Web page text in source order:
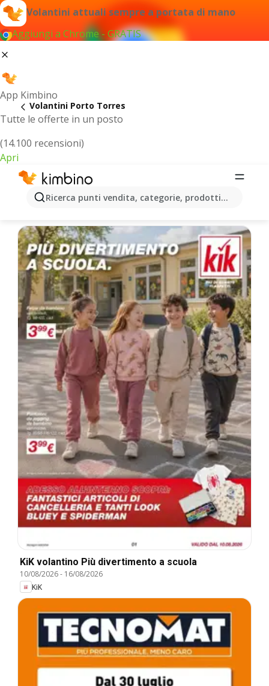
Volantini attuali sempre a portata di mano
Aggiungi a Chrome - GRATIS
App Kimbino
Tutte le offerte in un posto
(14.100 recensioni)
Apri
Ricerca punti vendita, categorie, prodotti...
Volantini Porto Torres
Porto Torres - Volantini più recenti
KiK volantino Più divertimento a scuola
10/08/2026- 16/08/2026
KiK